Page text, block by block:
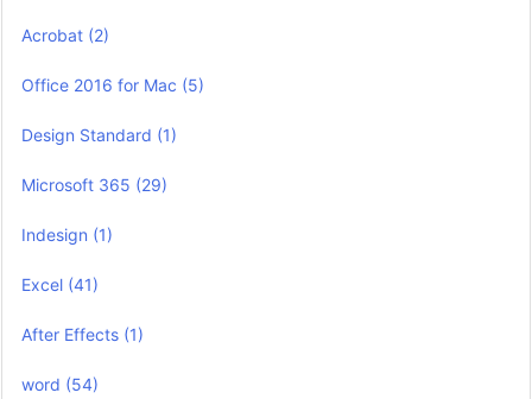
Acrobat (2)
Office 2016 for Mac (5)
Design Standard (1)
Microsoft 365 (29)
Indesign (1)
Excel (41)
After Effects (1)
word (54)